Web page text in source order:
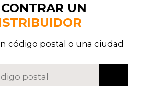
UN
código postal o una ciudad